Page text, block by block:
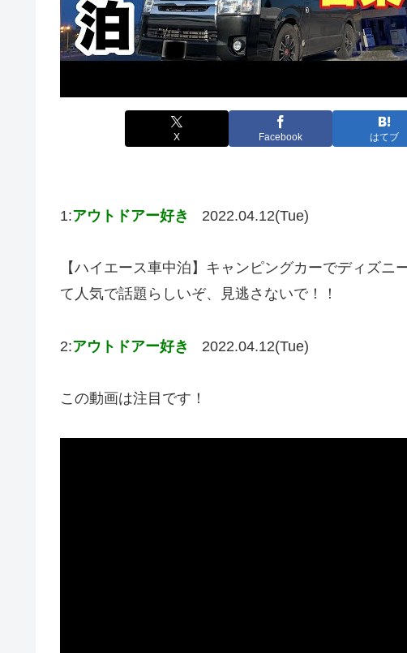
X Facebook はてブ
1:アウトドアー好き 2022.04.12(Tue)
【ハイエース車中泊】キャンピングカーでディズ
て人気で話題らしいぞ、見逃さないで！！
2:アウトドアー好き 2022.04.12(Tue)
この動画は注目です！